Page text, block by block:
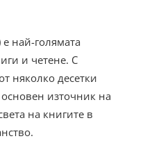
е най-голямата
и четене. С
няколко десетки
източник на
на книгите в